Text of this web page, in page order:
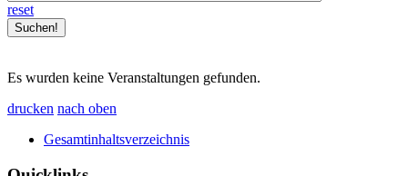
reset
Es wurden keine Veranstaltungen gefunden.
drucken nach oben
Gesamtinhaltsverzeichnis